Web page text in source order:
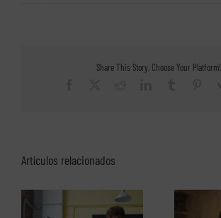
fiscal
Share This Story, Choose Your Platform!
Artículos relacionados